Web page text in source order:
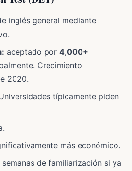
inglés general mediante
aceptado por 4,000+
Crecimiento
2020.
típicamente piden
más económico.
de familiarización si ya